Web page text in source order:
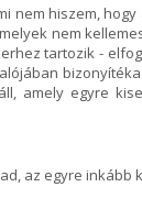
nem hiszem,
nem
tartozik -
amely egyre
az egyre inkább